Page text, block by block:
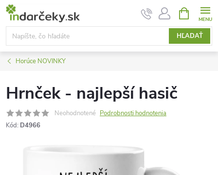
Prejsť
obsah
HĽADAŤ
KOŠÍK
Horúce NOVINKY
Hrnček - najlepší hasič
Neohodnotené Podrobnosti hodnotenia
Kód: D4966